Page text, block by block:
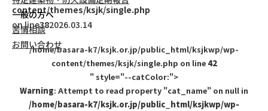
一般の方へ
苦情相談
お問い合わせ
content/themes/ksjk/single.php
on line382026.03.14
/home/basara-k7/ksjk.or.jp/public_html/ksjkwp/wp-
content/themes/ksjk/single.php on line 42
" style="--catColor:">
Warning: Attempt to read property "cat_name" on null in
/home/basara-k7/ksjk.or.jp/public_html/ksjkwp/wp-